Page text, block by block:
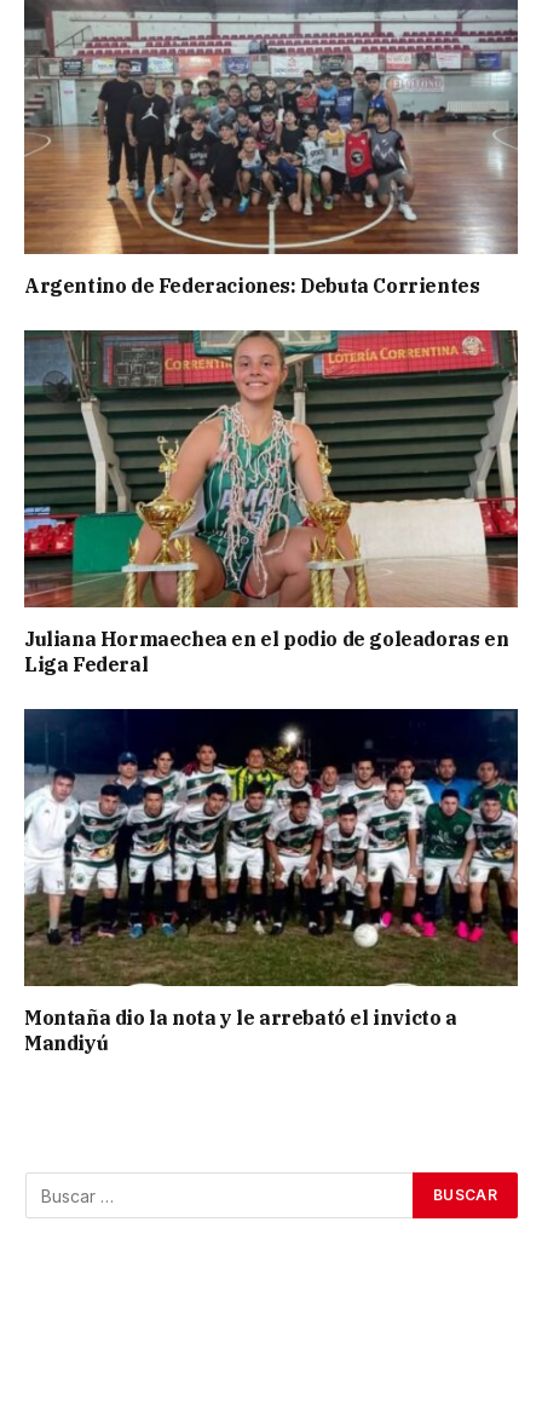
Argentino de Federaciones: Debuta Corrientes
Juliana Hormaechea en el podio de goleadoras en
Liga Federal
Montaña dio la nota y le arrebató el invicto a
Mandiyú